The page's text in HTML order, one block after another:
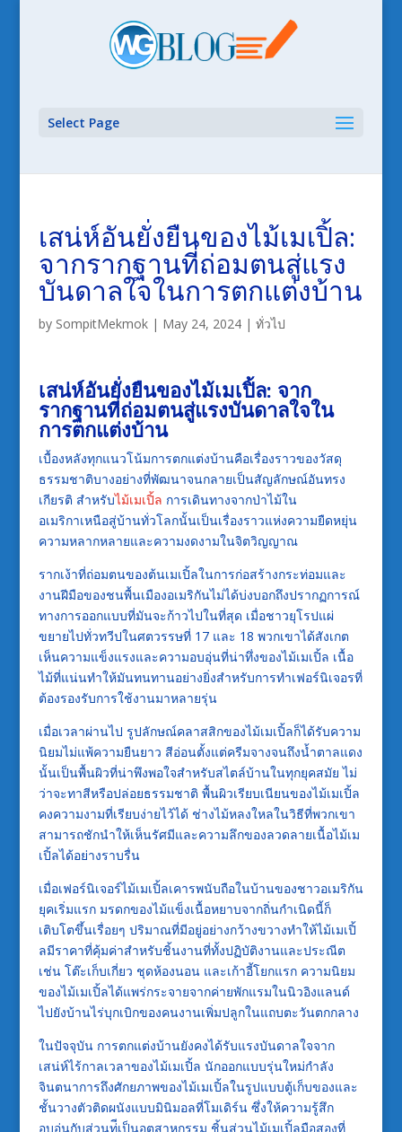
Select Page
เสน่ห์อันยั่งยืนของไม้เมเปิ้ล:
จากรากฐานที่ถ่อมตนสู่แรง
บันดาลใจในการตกแต่งบ้าน
by SompitMekmok| May 24, 2024| ทั่วไป
เสน่ห์อันยั่งยืนของไม้เมเปิ้ล: จาก
รากฐานที่ถ่อมตนสู่แรงบันดาลใจใน
การตกแต่งบ้าน
เบื้องหลังทุกแนวโน้มการตกแต่งบ้านคือเรื่องราวของวัสดุ
ธรรมชาติบางอย่างที่พัฒนาจนกลายเป็นสัญลักษณ์อันทรง
เกียรติ สำหรับไม้เมเปิ้ล การเดินทางจากป่าไม้ใน
อเมริกาเหนือสู่บ้านทั่วโลกนั้นเป็นเรื่องราวแห่งความยืดหยุ่น
ความหลากหลายและความงดงามในจิตวิญญาณ
รากเง้าที่ถ่อมตนของต้นเมเปิ้ลในการก่อสร้างกระท่อมและ
งานฝีมือของชนพื้นเมืองอเมริกันไม่ได้บ่งบอกถึงปรากฏการณ์
ทางการออกแบบที่มันจะก้าวไปในที่สุด เมื่อชาวยุโรปแผ่
ขยายไปทั่วทวีปในศตวรรษที่ 17 และ 18 พวกเขาได้สังเกต
เห็นความแข็งแรงและความอบอุ่นที่น่าทึ่งของไม้เมเปิ้ล เนื้อ
ไม้ที่แน่นทำให้มันทนทานอย่างยิ่งสำหรับการทำเฟอร์นิเจอรที่
ต้องรองรับการใช้งานมาหลายรุ่น
เมื่อเวลาผ่านไป รูปลักษณ์คลาสสิกของไม้เมเปิ้ลก็ได้รับความ
นิยมไม่แพ้ความยืนยาว สีอ่อนตั้งแต่ครีมจางจนถึงน้ำตาลแดง
นั้นเป็นพื้นผิวที่น่าพึงพอใจสำหรับสไตล์บ้านในทุกยุคสมัย ไม่
ว่าจะทาสีหรือปล่อยธรรมชาติ พื้นผิวเรียบเนียนของไม้เมเปิ้ล
คงความงามที่เรียบง่ายไว้ได้ ช่างไม้หลงใหลในวิธีที่พวกเขา
สามารถชักนำให้เห็นรัศมีและความลึกของลวดลายเนื้อไม้เม
เปิ้ลได้อย่างราบรื่น
เมื่อเฟอร์นิเจอร์ไม้เมเปิ้ลเคารพนับถือในบ้านของชาวอเมริกัน
ยุคเริ่มแรก มรดกของไม้แข็งเนื้อหยาบจากถิ่นกำเนิดนี้ก็
เติบโตขึ้นเรื่อยๆ ปริมาณที่มีอยู่อย่างกว้างขวางทำให้ไม้เมเปิ้
ลมีราคาที่คุ้มค่าสำหรับชิ้นงานที่ทั้งปฏิบัติงานและประณีต
เช่น โต๊ะเก็บเกี่ยว ชุดห้องนอน และเก้าอี้โยกแรก ความนิยม
ของไม้เมเปิ้ลได้แพร่กระจายจากค่ายพักแรมในนิวอิงแลนด์
ไปยังบ้านไร่บุกเบิกของคนงานเพิ่มปลูกในแถบตะวันตกกลาง
ในปัจจุบัน การตกแต่งบ้านยังคงได้รับแรงบันดาลใจจาก
เสน่ห์ไร้กาลเวลาของไม้เมเปิ้ล นักออกแบบรุ่นใหม่กำลัง
จินตนาการถึงศักยภาพของไม้เมเปิ้ลในรูปแบบตู้เก็บของและ
ชั้นวางตัวติดผนังแบบมินิมอลที่โมเดิร์น ซึ่งให้ความรู้สึก
อบอุ่นกับส่วนท่ีเป็นอุตสาหกรรม ชิ้นส่วนไม้เมเปิ้ลมือสองที่